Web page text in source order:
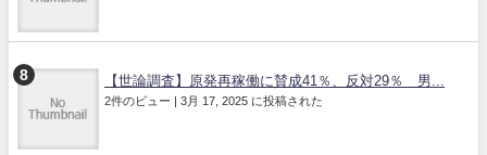
【世論調査】原発再稼働に賛成41％、反対29％ 男...
2件のビュー 3月 17, 2025 に投稿された